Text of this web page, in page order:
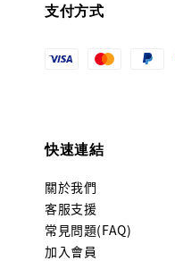
支付方式
快速連結
關於我們
客服支援
常見問題(FAQ)
加入會員